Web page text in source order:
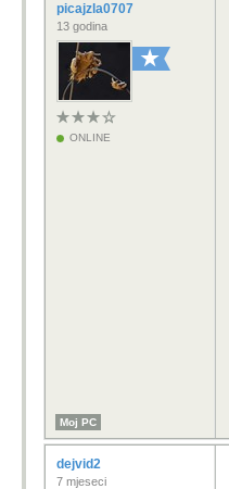
picajzla0707
13 godina
ONLINE
Moj PC
dejvid2
7 mjeseci